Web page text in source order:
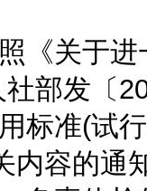
关于进
部发〔
标准(试
内容的通